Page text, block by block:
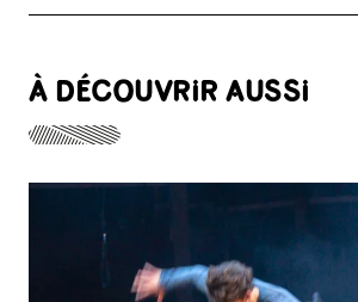
À DÉCOUVRIR AUSSI